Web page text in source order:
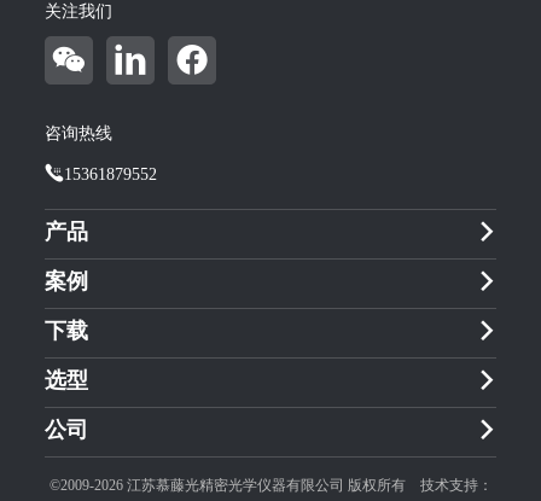
关注我们
咨询热线
15361879552
产品
案例
下载
选型
公司
©2009-2026 江苏慕藤光精密光学仪器有限公司 版权所有 技术支持：